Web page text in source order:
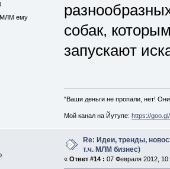
МЛМ ему
собак,
запускают
"Ваши деньги не пропали, нет!
Мой канал на Йутупе: https://
Re: Идеи, тренды,
т.ч. МЛМ бизнес)
« Ответ #14 : 07 Февраля 2012,